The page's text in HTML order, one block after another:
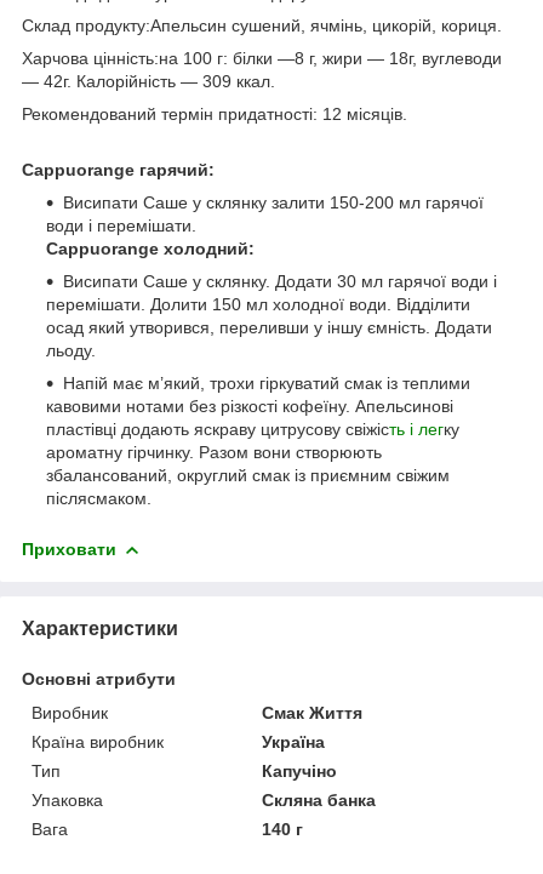
Склад продукту:Апельсин сушений, ячмінь, цикорій, кориця.
Харчова цінність:на 100 г: білки —8 г, жири — 18г, вуглеводи
— 42г. Калорійність — 309 ккал.
Рекомендований термін придатності: 12 місяців.
Cappuorange гарячий:
Висипати Саше у склянку залити 150-200 мл гарячої
води і перемішати.
Cappuorange холодний:
Висипати Саше у склянку. Додати 30 мл гарячої води і
перемішати. Долити 150 мл холодної води. Відділити
осад який утворився, переливши у іншу ємність. Додати
льоду.
Напій має м’який, трохи гіркуватий смак із теплими
кавовими нотами без різкості кофеїну. Апельсинові
пластівці додають яскраву цитрусову свіжість і легку
ароматну гірчинку. Разом вони створюють
збалансований, округлий смак із приємним свіжим
післясмаком.
Приховати
Характеристики
Основні атрибути
Виробник
Смак Життя
Країна виробник
Україна
Тип
Капучіно
Упаковка
Скляна банка
Вага
140 г